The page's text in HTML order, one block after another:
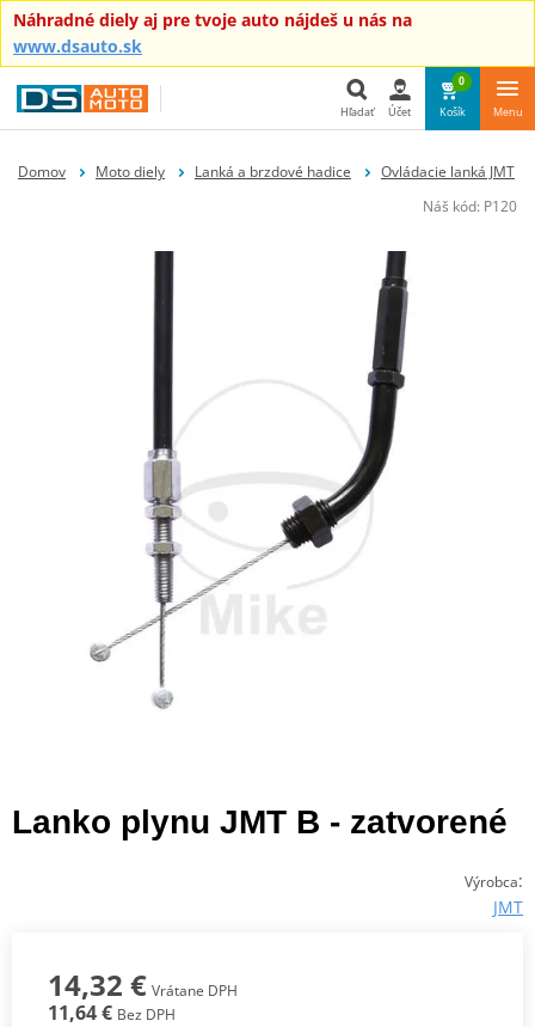
Náhradné diely aj pre tvoje auto nájdeš u nás na
www.dsauto.sk
Hľadať
Hľadať Účet
0
Košík Menu
Domov Moto diely Lanká a brzdové hadice
Ovládacie lanká JMT
Náš kód: P120
Lanko plynu JMT B - zatvorené
Výrobca:
JMT
14,32 € Vrátane DPH
11,64 € Bez DPH